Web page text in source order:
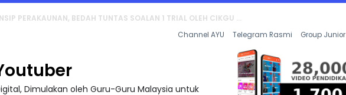
GURU SIRI 7 : PAHLAWAN DIGITAL PENYELAMAT DUNIA
Channel AYU Telegram Rasmi Group Junior
Dimulakan oleh Guru-Guru Malaysia untuk